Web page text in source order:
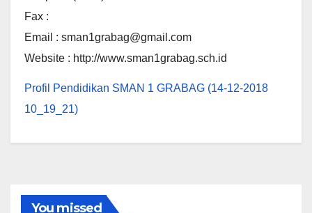
Fax :
Email : sman1grabag@gmail.com
Website : http://www.sman1grabag.sch.id
Profil Pendidikan SMAN 1 GRABAG (14-12-2018
10_19_21)
You missed